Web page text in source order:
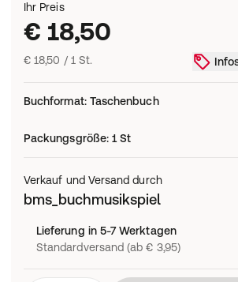
Ihr Preis
€ 18,50
€ 18,50 / 1 St.
Buchformat: Taschenbuch
Packungsgröße:1 St
Verkauf und Versand durch
bms_buchmusikspiel
Lieferung in 5-7 Werktagen
Standardversand (ab € 3,95)